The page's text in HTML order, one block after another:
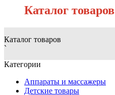
Каталог товаров
Каталог товаров
`
Категории
Аппараты и массажеры
Детские товары